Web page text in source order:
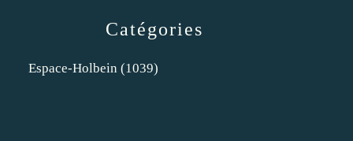
Catégories
Espace-Holbein (1039)